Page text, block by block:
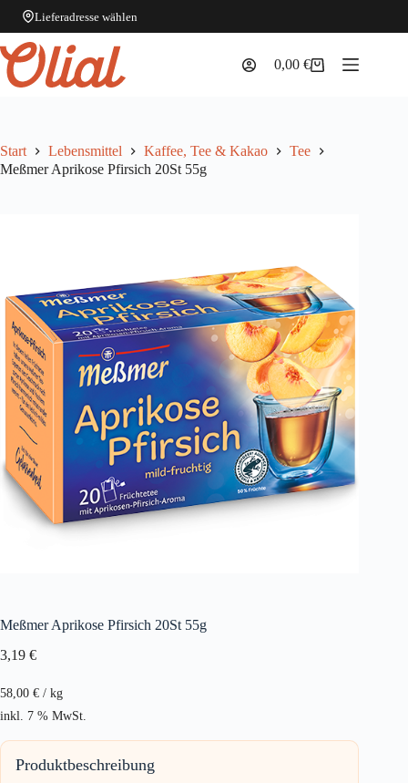
Lieferadresse wählen
Zum
Inhalt
springen
Warenkorb
0,00€
Start Lebensmittel Kaffee, Tee & Kakao
Tee
Meßmer Aprikose Pfirsich 20St 55g
Meßmer Aprikose Pfirsich 20St 55g
3,19 €
58,00 € / kg
inkl. 7 % MwSt.
Produktbeschreibung